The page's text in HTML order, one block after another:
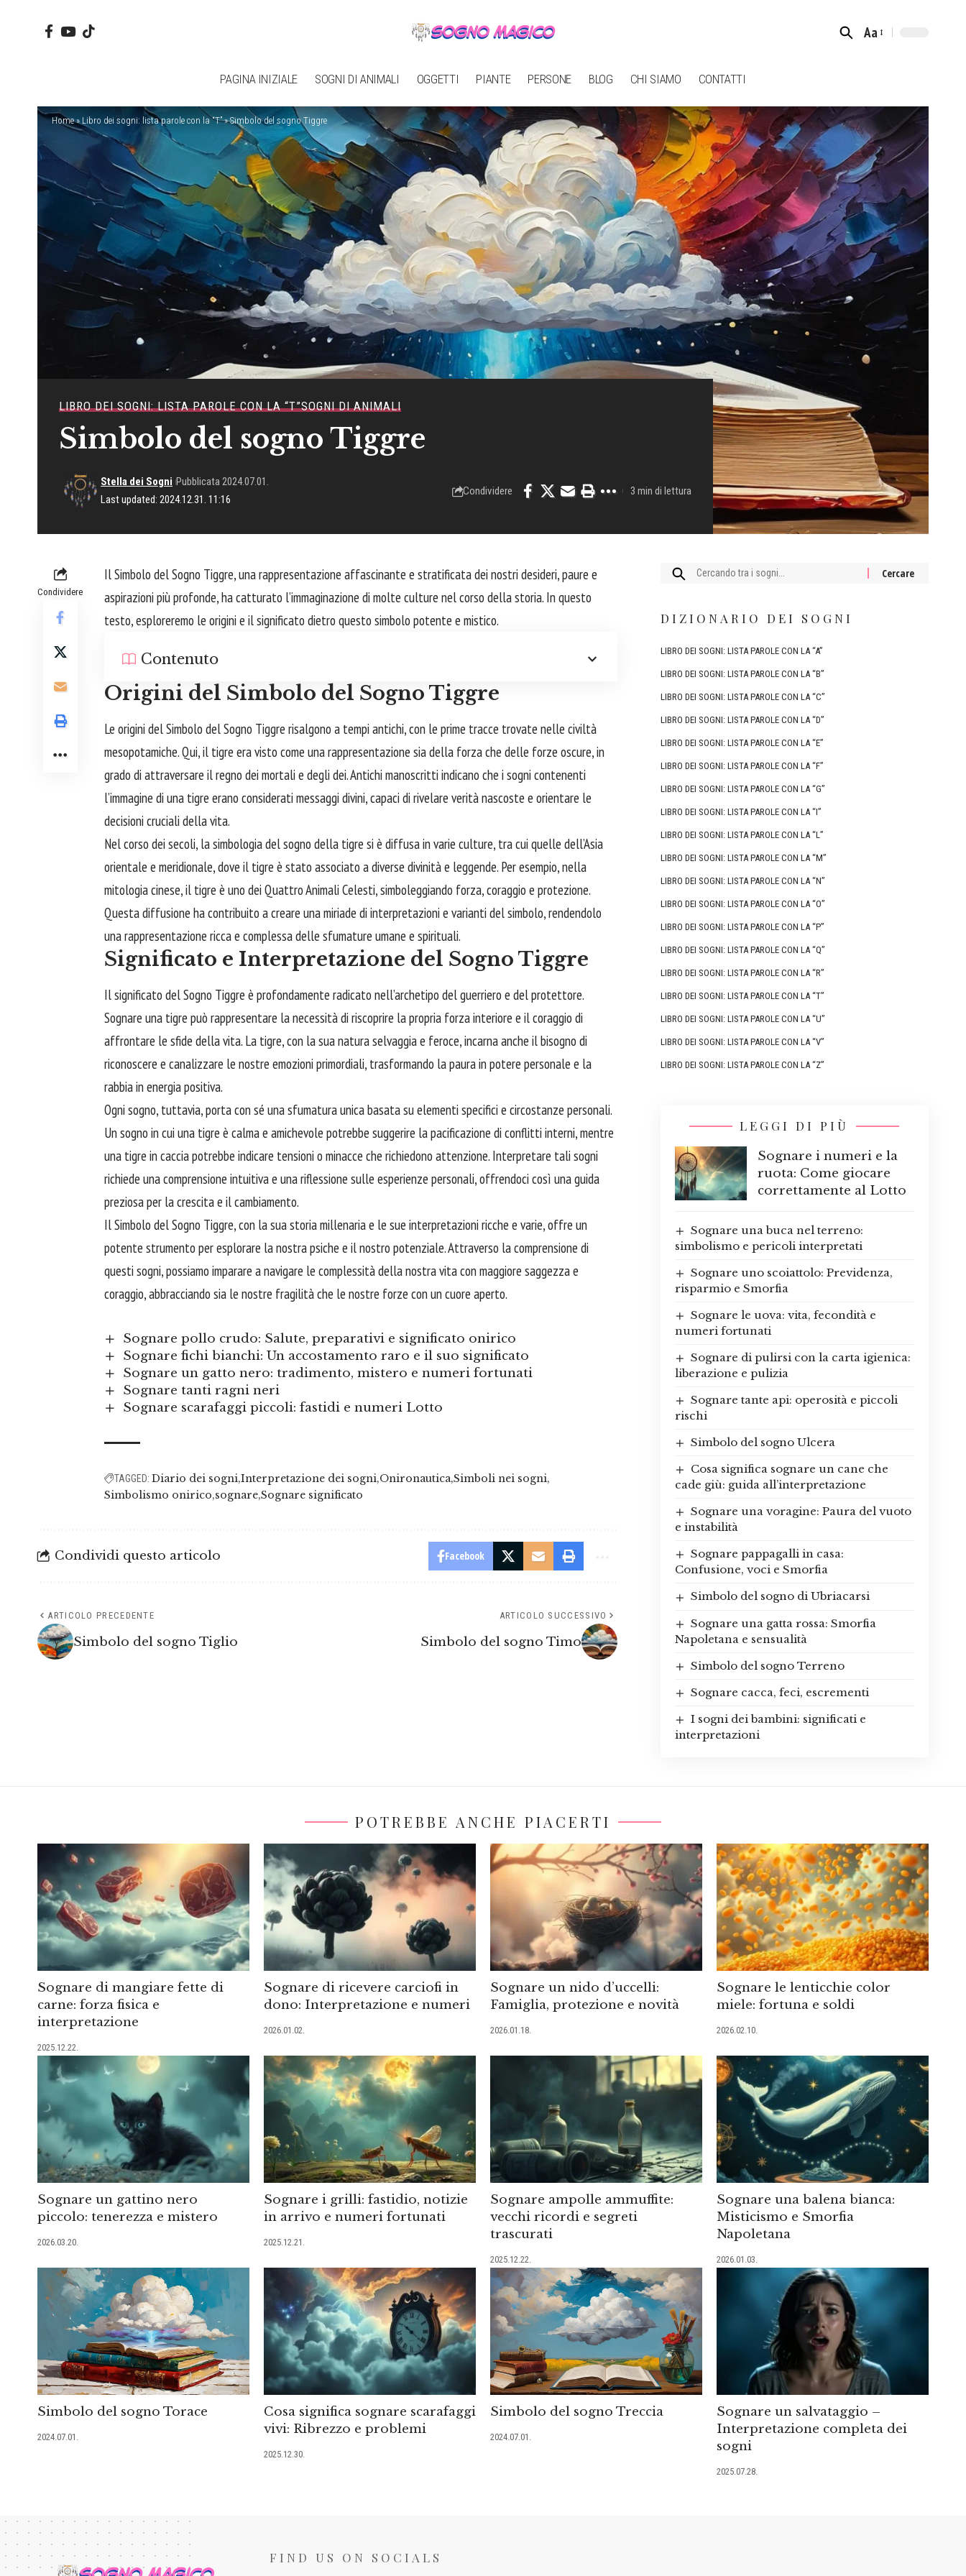
Font
Aa
PAGINA INIZIALE SOGNI DI ANIMALI OGGETTI PIANTE PERSONE BLOG CHI SIAMO CONTATTI
Home»Libro dei sogni: lista parole con la “T”»Simbolo del sogno Tiggre
LIBRO DEI SOGNI: LISTA PAROLE CON LA “T”SOGNI DI ANIMALI
Simbolo del sogno Tiggre
Last updated: 2024.12.31. 11:16
Stella dei Sogni Pubblicata 2024.07.01.
Condividere 3 min di lettura
Condividere
Il Simbolo del Sogno Tiggre, una rappresentazione affascinante e stratificata dei nostri desideri, paure e
aspirazioni più profonde, ha catturato l’immaginazione di molte culture nel corso della storia. In questo
testo, esploreremo le origini e il significato dietro questo simbolo potente e mistico.
Contenuto
Origini del Simbolo del Sogno Tiggre
Le origini del Simbolo del Sogno Tiggre risalgono a tempi antichi, con le prime tracce trovate nelle civiltà
mesopotamiche. Qui, il tigre era visto come una rappresentazione sia della forza che delle forze oscure, in
grado di attraversare il regno dei mortali e degli dei. Antichi manoscritti indicano che i sogni contenenti
l’immagine di una tigre erano considerati messaggi divini, capaci di rivelare verità nascoste e orientare le
decisioni cruciali della vita.
Nel corso dei secoli, la simbologia del sogno della tigre si è diffusa in varie culture, tra cui quelle dell’Asia
orientale e meridionale, dove il tigre è stato associato a diverse divinità e leggende. Per esempio, nella
mitologia cinese, il tigre è uno dei Quattro Animali Celesti, simboleggiando forza, coraggio e protezione.
Questa diffusione ha contribuito a creare una miriade di interpretazioni e varianti del simbolo, rendendolo
una rappresentazione ricca e complessa delle sfumature umane e spirituali.
Significato e Interpretazione del Sogno Tiggre
Il significato del Sogno Tiggre è profondamente radicato nell’archetipo del guerriero e del protettore.
Sognare una tigre può rappresentare la necessità di riscoprire la propria forza interiore e il coraggio di
affrontare le sfide della vita. La tigre, con la sua natura selvaggia e feroce, incarna anche ilbisogno di
riconoscere e canalizzare le nostre emozioni primordiali, trasformando la paura in potere personale e la
rabbia in energia positiva.
Ogni sogno, tuttavia, porta con sé una sfumatura unica basata su elementi specifici e circostanze personali.
Un sogno in cui una tigre è calma e amichevole potrebbe suggerire la pacificazione di conflitti interni, mentre
una tigre in caccia potrebbe indicare tensioni o minacce che richiedono attenzione. Interpretare tali sogni
richiede una comprensione intuitiva e una riflessione sulle esperienze personali, offrendoci così una guida
preziosa per la crescita e il cambiamento.
Il Simbolo del Sogno Tiggre, con la sua storia millenaria e le sue interpretazioni ricche e varie, offre un
potente strumento per esplorare la nostra psiche e il nostro potenziale. Attraverso la comprensione di
questi sogni, possiamo imparare a navigare le complessità della nostra vita con maggiore saggezza e
coraggio, abbracciando sia le nostre fragilità che le nostre forze con uncuore aperto.
Sognare pollo crudo: Salute, preparativi e significato onirico
Sognare fichi bianchi: Un accostamento raro e il suo significato
Sognare un gatto nero: tradimento, mistero e numeri fortunati
Sognare tanti ragni neri
Sognare scarafaggi piccoli: fastidi e numeri Lotto
TAGGED: Diario dei sogni Interpretazione dei sogni Onironautica Simboli nei sogni
Simbolismo onirico sognare Sognare significato
Condividi questo articolo Facebook
ARTICOLO PRECEDENTE
Simbolo del sogno Tiglio
ARTICOLO SUCCESSIVO
Simbolo del sogno Timo
Cercare:
DIZIONARIO DEI SOGNI
LIBRO DEI SOGNI: LISTA PAROLE CON LA “A”
LIBRO DEI SOGNI: LISTA PAROLE CON LA “B”
LIBRO DEI SOGNI: LISTA PAROLE CON LA “C”
LIBRO DEI SOGNI: LISTA PAROLE CON LA “D”
LIBRO DEI SOGNI: LISTA PAROLE CON LA “E”
LIBRO DEI SOGNI: LISTA PAROLE CON LA “F”
LIBRO DEI SOGNI: LISTA PAROLE CON LA “G”
LIBRO DEI SOGNI: LISTA PAROLE CON LA “I”
LIBRO DEI SOGNI: LISTA PAROLE CON LA “L”
LIBRO DEI SOGNI: LISTA PAROLE CON LA “M”
LIBRO DEI SOGNI: LISTA PAROLE CON LA “N”
LIBRO DEI SOGNI: LISTA PAROLE CON LA “O”
LIBRO DEI SOGNI: LISTA PAROLE CON LA “P”
LIBRO DEI SOGNI: LISTA PAROLE CON LA “Q”
LIBRO DEI SOGNI: LISTA PAROLE CON LA “R”
LIBRO DEI SOGNI: LISTA PAROLE CON LA “T”
LIBRO DEI SOGNI: LISTA PAROLE CON LA “U”
LIBRO DEI SOGNI: LISTA PAROLE CON LA “V”
LIBRO DEI SOGNI: LISTA PAROLE CON LA “Z”
LEGGI DI PIÙ
Sognare i numeri e la
ruota: Come giocare
correttamente al Lotto
Sognare una buca nel terreno:
simbolismo e pericoli interpretati
Sognare uno scoiattolo: Previdenza,
risparmio e Smorfia
Sognare le uova: vita, fecondità e
numeri fortunati
Sognare di pulirsi con la carta igienica:
liberazione e pulizia
Sognare tante api: operosità e piccoli
rischi
Simbolo del sogno Ulcera
Cosa significa sognare un cane che
cade giù: guida all’interpretazione
Sognare una voragine: Paura del vuoto
e instabilità
Sognare pappagalli in casa:
Confusione, voci e Smorfia
Simbolo del sogno di Ubriacarsi
Sognare una gatta rossa: Smorfia
Napoletana e sensualità
Simbolo del sogno Terreno
Sognare cacca, feci, escrementi
I sogni dei bambini: significati e
interpretazioni
POTREBBE ANCHE PIACERTI
Sognare di mangiare fette di
carne: forza fisica e
interpretazione
2025.12.22.
Sognare di ricevere carciofi in
dono: Interpretazione e numeri
2026.01.02.
Sognare un nido d’uccelli:
Famiglia, protezione e novità
2026.01.18.
Sognare le lenticchie color
miele: fortuna e soldi
2026.02.10.
Sognare un gattino nero
piccolo: tenerezza e mistero
2026.03.20.
Sognare i grilli: fastidio, notizie
in arrivo e numeri fortunati
2025.12.21.
Sognare ampolle ammuffite:
vecchi ricordi e segreti
trascurati
2025.12.22.
Sognare una balena bianca:
Misticismo e Smorfia
Napoletana
2026.01.03.
Simbolo del sogno Torace
2024.07.01.
Cosa significa sognare scarafaggi
vivi: Ribrezzo e problemi
2025.12.30.
Simbolo del sogno Treccia
2024.07.01.
Sognare un salvataggio –
Interpretazione completa dei
sogni
2025.07.28.
FIND US ON SOCIALS